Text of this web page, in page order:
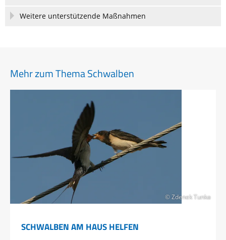
Weitere unterstützende Maßnahmen
Mehr zum Thema Schwalben
© Zdenek Tunka
SCHWALBEN AM HAUS HELFEN